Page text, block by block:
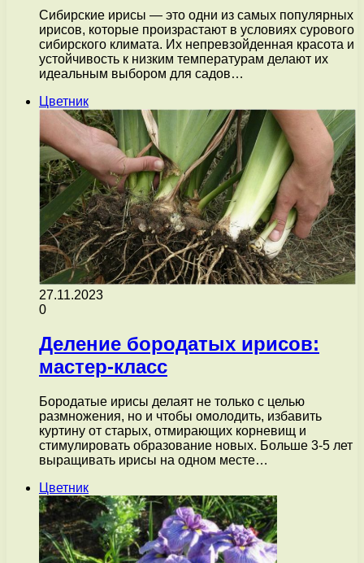
Сибирские ирисы — это одни из самых популярных
ирисов, которые произрастают в условиях сурового
сибирского климата. Их непревзойденная красота и
устойчивость к низким температурам делают их
идеальным выбором для садов…
Цветник
27.11.2023
0
Деление бородатых ирисов:
мастер-класс
Бородатые ирисы делаят не только с целью
размножения, но и чтобы омолодить, избавить
куртину от старых, отмирающих корневищ и
стимулировать образование новых. Больше 3-5 лет
выращивать ирисы на одном месте…
Цветник